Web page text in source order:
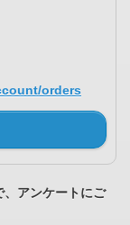
orders
、アンケートにご